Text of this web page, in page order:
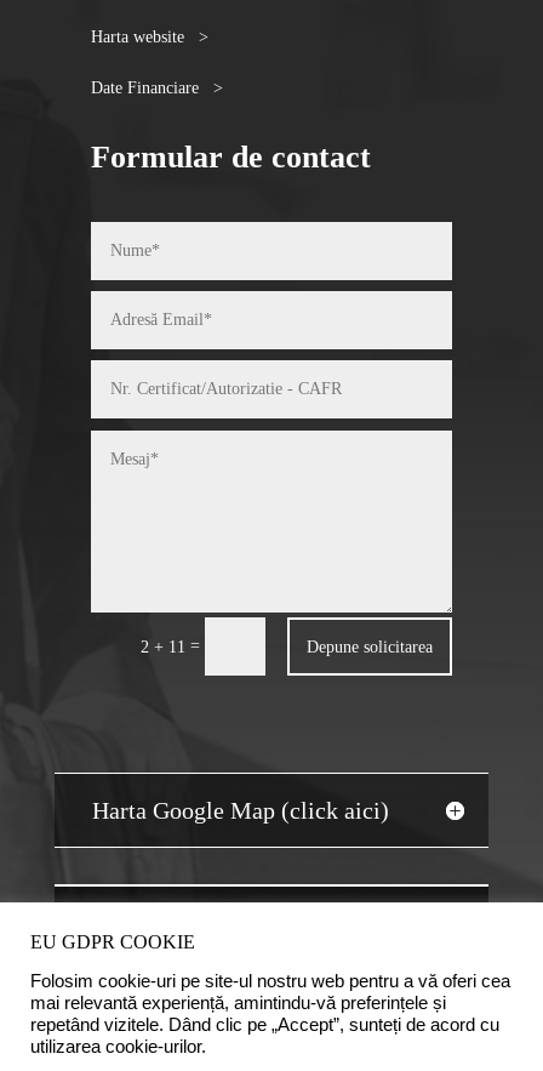
Harta website >
Date Financiare >
Formular de contact
2 + 11 = Depune solicitarea
Harta Google Map (click aici)
EU GDPR COOKIE
Folosim cookie-uri pe site-ul nostru web pentru a vă oferi cea
mai relevantă experiență, amintindu-vă preferințele și
repetând vizitele. Dând clic pe „Accept”, sunteți de acord cu
utilizarea cookie-urilor.